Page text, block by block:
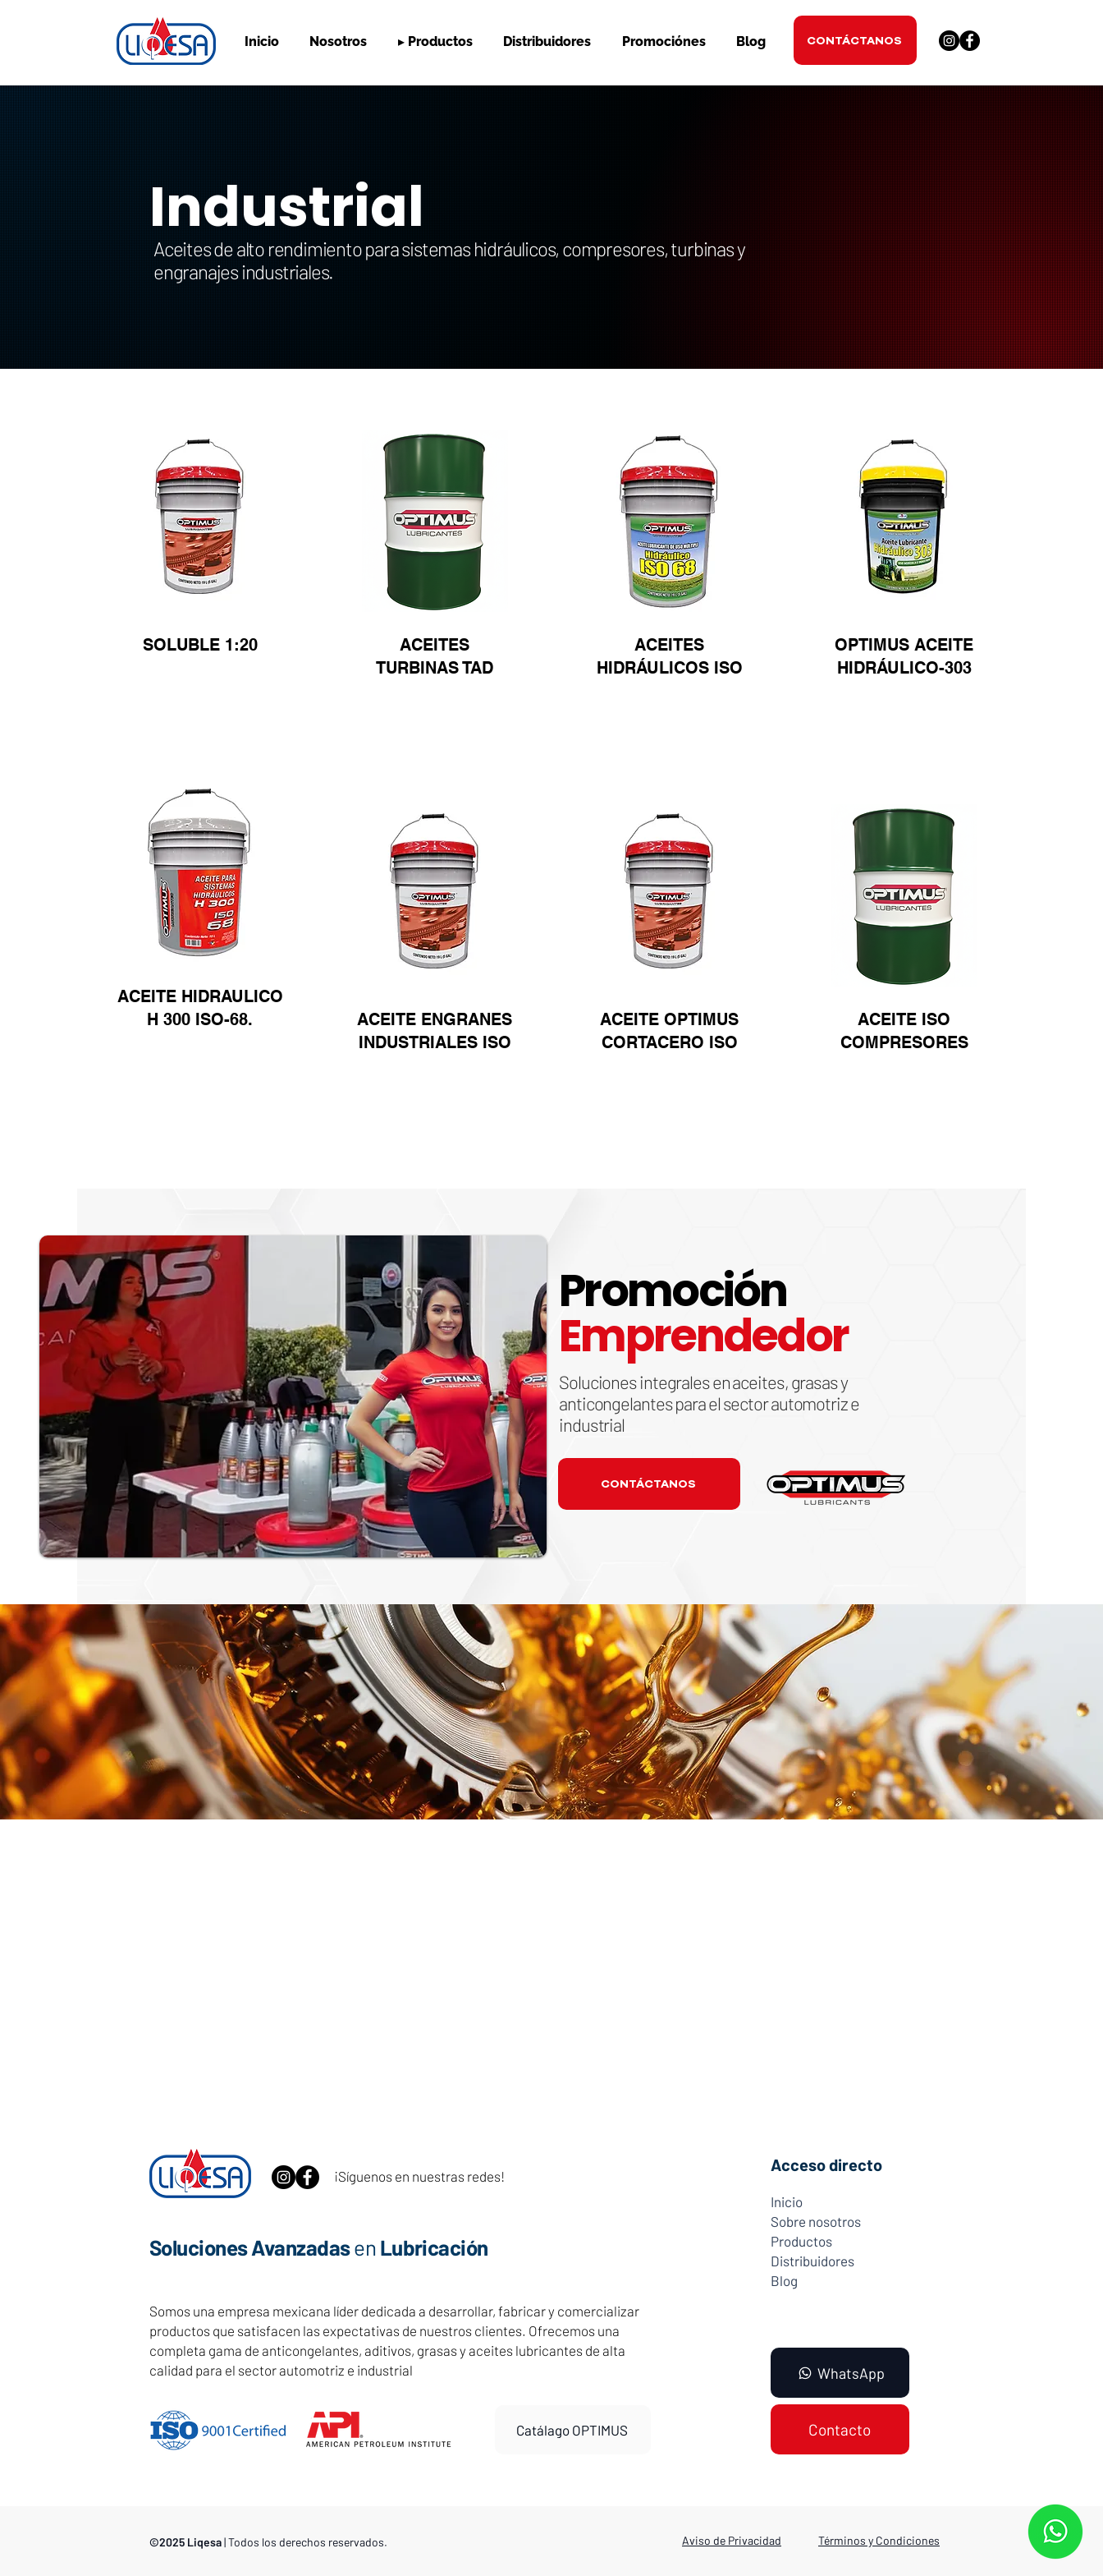
Inicio Nosotros ▸ Productos Distribuidores Promociónes Blog CONTÁCTANOS
Industrial
Aceites de alto rendimiento para sistemas hidráulicos, compresores, turbinas y
engranajes industriales.
SOLUBLE 1:20
ACEITE HIDRAULICO
H 300 ISO-68.
ACEITES
TURBINAS TAD
ACEITE ENGRANES
INDUSTRIALES ISO
ACEITES
HIDRÁULICOS ISO
ACEITE OPTIMUS
CORTACERO ISO
OPTIMUS ACEITE
HIDRÁULICO-303
ACEITE ISO
COMPRESORES
Promoción
Emprendedor
Soluciones integrales en aceites, grasas y
anticongelantes para el sector automotriz e
industrial
CONTÁCTANOS
¡Síguenos en nuestras redes!
Soluciones AvanzadasenLubricación
Somos una empresa mexicana líder dedicada a desarrollar, fabricar y comercializar
productos que satisfacen las expectativas de nuestros clientes. Ofrecemos una
completa gama de anticongelantes, aditivos, grasas y aceites lubricantes de alta
calidad para el sector automotriz e industrial
Catálago OPTIMUS
Acceso directo
Inicio
Sobre nosotros
Productos
Distribuidores
Blog
WhatsApp
Contacto
©2025 Liqesa| Todos los derechos reservados. Aviso de Privacidad Términos y Condiciones